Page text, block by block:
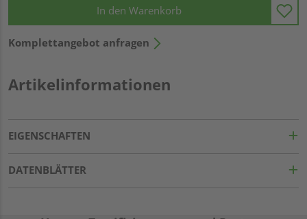
In den Warenkorb
Komplettangebot anfragen
Artikelinformationen
EIGENSCHAFTEN
DATENBLÄTTER